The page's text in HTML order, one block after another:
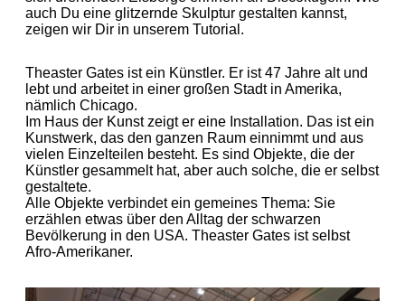
auch Du eine glitzernde Skulptur gestalten kannst,
zeigen wir Dir in unserem Tutorial.
Theaster Gates ist ein Künstler. Er ist 47 Jahre alt und
lebt und arbeitet in einer großen Stadt in Amerika,
nämlich Chicago.
Im Haus der Kunst zeigt er eine Installation. Das ist ein
Kunstwerk, das den ganzen Raum einnimmt und aus
vielen Einzelteilen besteht. Es sind Objekte, die der
Künstler gesammelt hat, aber auch solche, die er selbst
gestaltete.
Alle Objekte verbindet ein gemeines Thema: Sie
erzählen etwas über den Alltag der schwarzen
Bevölkerung in den USA. Theaster Gates ist selbst
Afro-Amerikaner.